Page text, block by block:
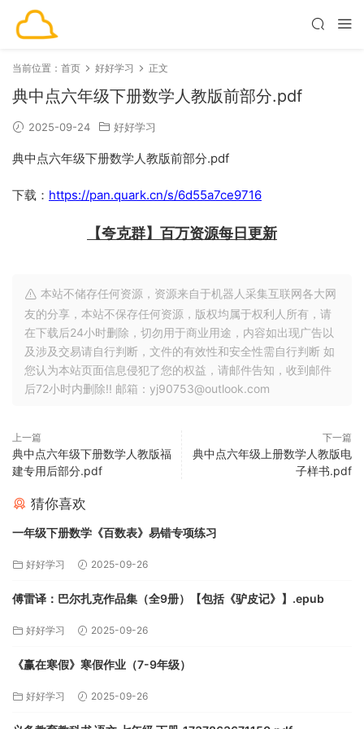
当前位置： 首页 好好学习 正文
典中点六年级下册数学人教版前部分.pdf
2025-09-24 好好学习
典中点六年级下册数学人教版前部分.pdf
下载： https://pan.quark.cn/s/6d55a7ce9716
【夸克群】百万资源每日更新
本站不储存任何资源，资源来自于机器人采集互联网各大网
友的分享，本站不保存任何资源，版权均属于权利人所有，请
在下载后24小时删除，切勿用于商业用途，内容如出现广告以
及涉及交易请自行判断，文件的有效性和安全性需自行判断 如
您认为本站页面信息侵犯了您的权益，请邮件告知，收到邮件
后72小时内删除!! 邮箱：yj90753@outlook.com
上一篇
典中点六年级下册数学人教版福
建专用后部分.pdf
下一篇
典中点六年级上册数学人教版电
子样书.pdf
猜你喜欢
一年级下册数学《百数表》易错专项练习
好好学习 2025-09-26
傅雷译：巴尔扎克作品集（全9册）【包括《驴皮记》】.epub
好好学习 2025-09-26
《赢在寒假》寒假作业（7-9年级）
好好学习 2025-09-26